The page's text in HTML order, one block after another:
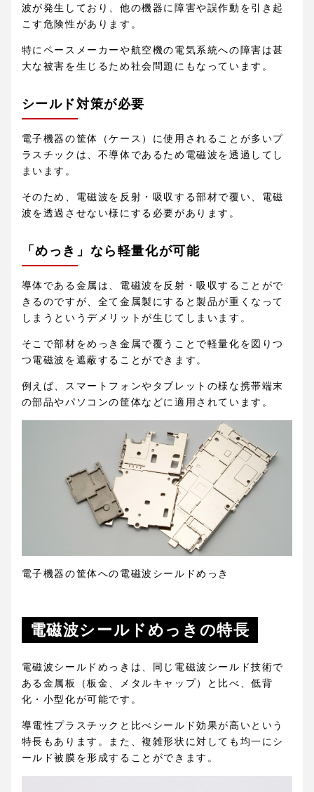
波が発生しており、他の機器に障害や誤作動を引き起
こす危険性があります。
特にペースメーカーや航空機の電気系統への障害は甚
大な被害を生じるため社会問題にもなっています。
シールド対策が必要
電子機器の筐体（ケース）に使用されることが多いプ
ラスチックは、不導体であるため電磁波を透過してし
まいます。
そのため、電磁波を反射・吸収する部材で覆い、電磁
波を透過させない様にする必要があります。
「めっき」なら軽量化が可能
導体である金属は、電磁波を反射・吸収することがで
きるのですが、全て金属製にすると製品が重くなって
しまうというデメリットが生じてしまいます。
そこで部材をめっき金属で覆うことで軽量化を図りつ
つ電磁波を遮蔽することができます。
例えば、スマートフォンやタブレットの様な携帯端末
の部品やパソコンの筐体などに適用されています。
電子機器の筐体への電磁波シールドめっき
電磁波シールドめっきの特長
電磁波シールドめっきは、同じ電磁波シールド技術で
ある金属板（板金、メタルキャップ）と比べ、低背
化・小型化が可能です。
導電性プラスチックと比べシールド効果が高いという
特長もあります。また、複雑形状に対しても均一にシ
ールド被膜を形成することができます。